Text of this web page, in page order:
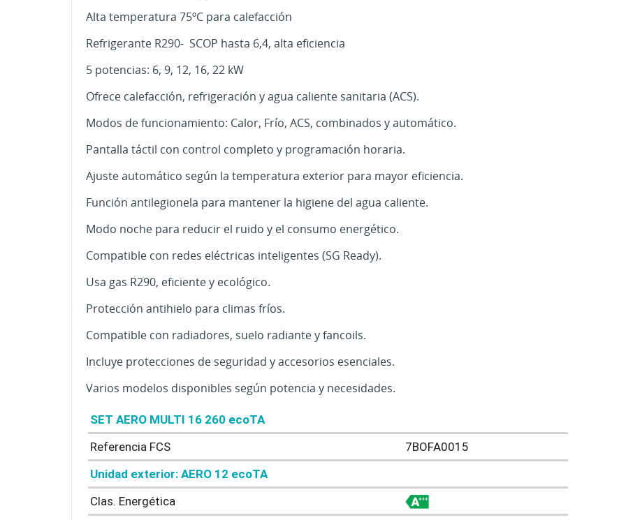
Alta temperatura 75ºC para calefacción
Refrigerante R290- SCOP hasta 6,4, alta eficiencia
5 potencias: 6, 9, 12, 16, 22 kW
Ofrece calefacción, refrigeración y agua caliente sanitaria (ACS).
Modos de funcionamiento: Calor, Frío, ACS, combinados y automático.
Pantalla táctil con control completo y programación horaria.
Ajuste automático según la temperatura exterior para mayor eficiencia.
Función antilegionela para mantener la higiene del agua caliente.
Modo noche para reducir el ruido y el consumo energético.
Compatible con redes eléctricas inteligentes (SG Ready).
Usa gas R290, eficiente y ecológico.
Protección antihielo para climas fríos.
Compatible con radiadores, suelo radiante y fancoils.
Incluye protecciones de seguridad y accesorios esenciales.
Varios modelos disponibles según potencia y necesidades.
SET AERO MULTI 16 260 ecoTA
Referencia FCS
7BOFA0015
Unidad exterior: AERO 12 ecoTA
Clas. Energética
Debe iniciar sesión para guardar productos en su lista de deseos.